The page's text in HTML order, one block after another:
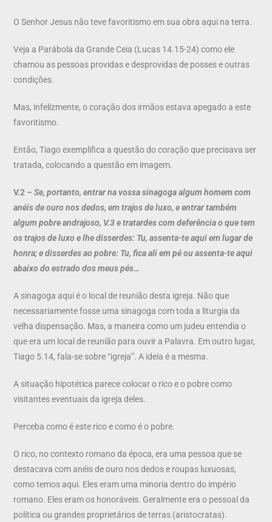
O Senhor Jesus não teve favoritismo em sua obra aqui na terra.
Veja a Parábola da Grande Ceia (Lucas 14.15-24) como ele
chamou as pessoas providas e desprovidas de posses e outras
condições.
Mas, infelizmente, o coração dos irmãos estava apegado a este
favoritismo.
Então, Tiago exemplifica a questão do coração que precisava ser
tratada, colocando a questão em imagem.
V.2 – Se, portanto, entrar na vossa sinagoga algum homem com
anéis de ouro nos dedos, em trajos de luxo, e entrar também
algum pobre andrajoso, V.3 e tratardes com deferência o que tem
os trajos de luxo e lhe disserdes: Tu, assenta-te aqui em lugar de
honra; e disserdes ao pobre: Tu, fica ali em pé ou assenta-te aqui
abaixo do estrado dos meus pés…
A sinagoga aqui é o local de reunião desta igreja. Não que
necessariamente fosse uma sinagoga com toda a liturgia da
velha dispensação. Mas, a maneira como um judeu entendia o
que era um local de reunião para ouvir a Palavra. Em outro lugar,
Tiago 5.14, fala-se sobre “igreja”. A ideia é a mesma.
A situação hipotética parece colocar o rico e o pobre como
visitantes eventuais da igreja deles.
Perceba como é este rico e como é o pobre.
O rico, no contexto romano da época, era uma pessoa que se
destacava com anéis de ouro nos dedos e roupas luxuosas,
como temos aqui. Eles eram uma minoria dentro do império
romano. Eles eram os honoráveis. Geralmente era o pessoal da
política ou grandes proprietários de terras (aristocratas).